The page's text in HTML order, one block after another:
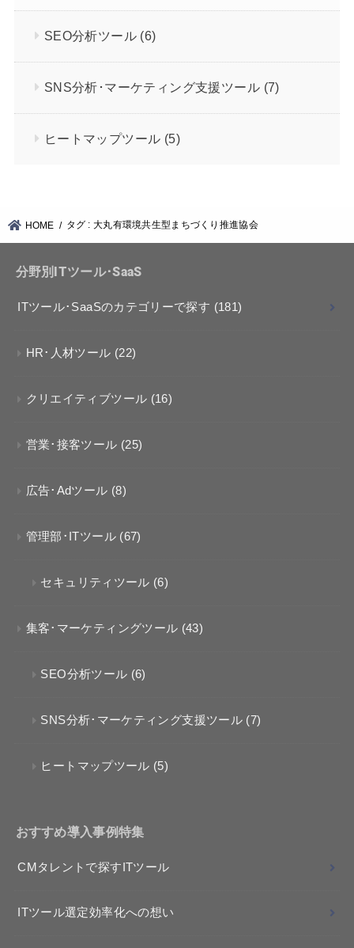
SEO分析ツール (6)
SNS分析･マーケティング支援ツール (7)
ヒートマップツール (5)
HOME タグ : 大丸有環境共生型まちづくり推進協会
分野別ITツール･SaaS
ITツール･SaaSのカテゴリーで探す (181)
HR･人材ツール (22)
クリエイティブツール (16)
営業･接客ツール (25)
広告･Adツール (8)
管理部･ITツール (67)
セキュリティツール (6)
集客･マーケティングツール (43)
SEO分析ツール (6)
SNS分析･マーケティング支援ツール (7)
ヒートマップツール (5)
おすすめ導入事例特集
CMタレントで探すITツール
ITツール選定効率化への想い